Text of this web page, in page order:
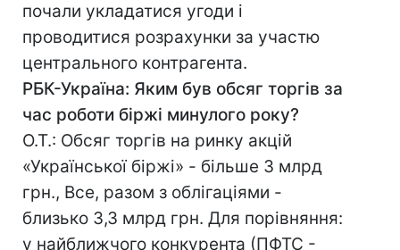
почали укладатися угоди і
проводитися розрахунки за участю
центрального контрагента.
РБК-Україна: Яким був обсяг торгів за
час роботи біржі минулого року?
О.Т.: Обсяг торгів на ринку акцій
«Української біржі» - більше 3 млрд
грн., Все, разом з облігаціями -
близько 3,3 млрд грн. Для порівняння:
у найближчого конкурента (ПФТС -